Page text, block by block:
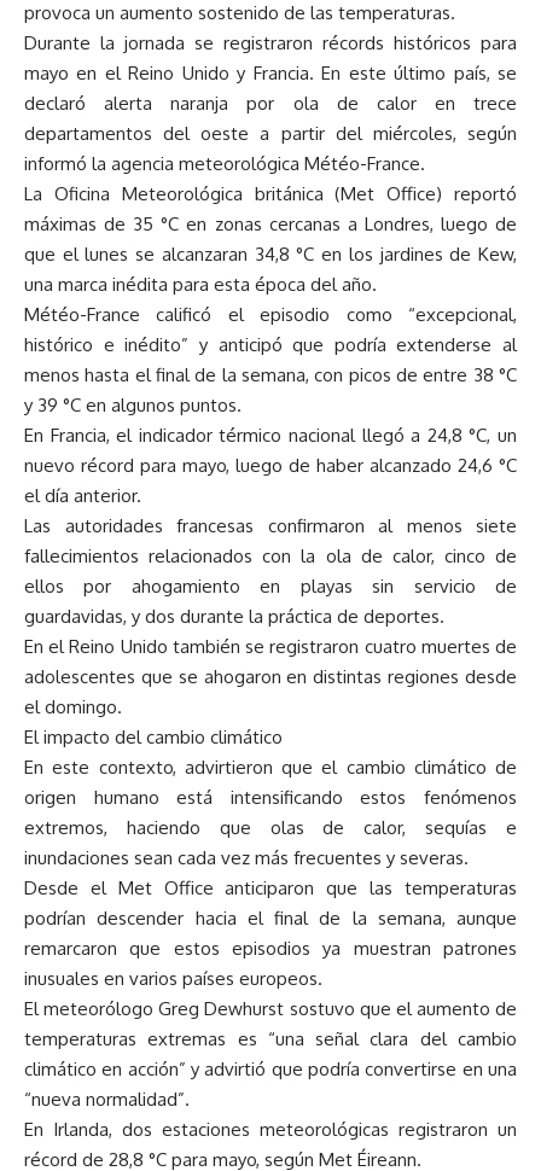
provoca un aumento sostenido de las temperaturas.
Durante la jornada se registraron récords históricos para
mayo en el Reino Unido y Francia. En este último país, se
declaró alerta naranja por ola de calor en trece
departamentos del oeste a partir del miércoles, según
informó la agencia meteorológica Météo-France.
La Oficina Meteorológica británica (Met Office) reportó
máximas de 35 °C en zonas cercanas a Londres, luego de
que el lunes se alcanzaran 34,8 °C en los jardines de Kew,
una marca inédita para esta época del año.
Météo-France calificó el episodio como “excepcional,
histórico e inédito” y anticipó que podría extenderse al
menos hasta el final de la semana, con picos de entre 38 °C
y 39 °C en algunos puntos.
En Francia, el indicador térmico nacional llegó a 24,8 °C, un
nuevo récord para mayo, luego de haber alcanzado 24,6 °C
el día anterior.
Las autoridades francesas confirmaron al menos siete
fallecimientos relacionados con la ola de calor, cinco de
ellos por ahogamiento en playas sin servicio de
guardavidas, y dos durante la práctica de deportes.
En el Reino Unido también se registraron cuatro muertes de
adolescentes que se ahogaron en distintas regiones desde
el domingo.
El impacto del cambio climático
En este contexto, advirtieron que el cambio climático de
origen humano está intensificando estos fenómenos
extremos, haciendo que olas de calor, sequías e
inundaciones sean cada vez más frecuentes y severas.
Desde el Met Office anticiparon que las temperaturas
podrían descender hacia el final de la semana, aunque
remarcaron que estos episodios ya muestran patrones
inusuales en varios países europeos.
El meteorólogo Greg Dewhurst sostuvo que el aumento de
temperaturas extremas es “una señal clara del cambio
climático en acción” y advirtió que podría convertirse en una
“nueva normalidad”.
En Irlanda, dos estaciones meteorológicas registraron un
récord de 28,8 °C para mayo, según Met Éireann.